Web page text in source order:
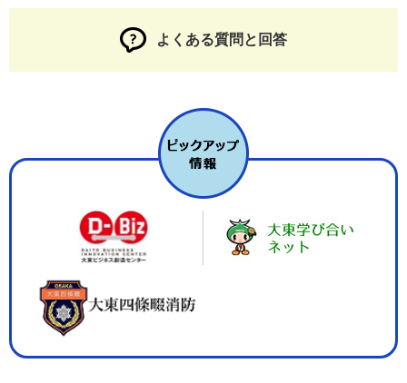
よくある質問と回答